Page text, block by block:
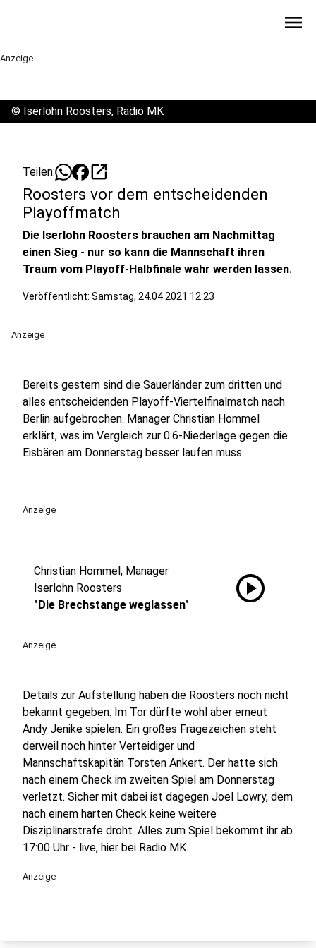
menu
Anzeige
© Iserlohn Roosters, Radio MK
Teilen: open_in_new
Roosters vor dem entscheidenden
Playoffmatch
Die Iserlohn Roosters brauchen am Nachmittag
einen Sieg - nur so kann die Mannschaft ihren
Traum vom Playoff-Halbfinale wahr werden lassen.
Veröffentlicht: Samstag, 24.04.2021 12:23
Anzeige
Bereits gestern sind die Sauerländer zum dritten und
alles entscheidenden Playoff-Viertelfinalmatch nach
Berlin aufgebrochen. Manager Christian Hommel
erklärt, was im Vergleich zur 0:6-Niederlage gegen die
Eisbären am Donnerstag besser laufen muss.
Anzeige
Christian Hommel, Manager
Iserlohn Roosters
"Die Brechstange weglassen"
play_circle
Anzeige
Details zur Aufstellung haben die Roosters noch nicht
bekannt gegeben. Im Tor dürfte wohl aber erneut
Andy Jenike spielen. Ein großes Fragezeichen steht
derweil noch hinter Verteidiger und
Mannschaftskapitän Torsten Ankert. Der hatte sich
nach einem Check im zweiten Spiel am Donnerstag
verletzt. Sicher mit dabei ist dagegen Joel Lowry, dem
nach einem harten Check keine weitere
Disziplinarstrafe droht. Alles zum Spiel bekommt ihr ab
17:00 Uhr - live, hier bei Radio MK.
Anzeige